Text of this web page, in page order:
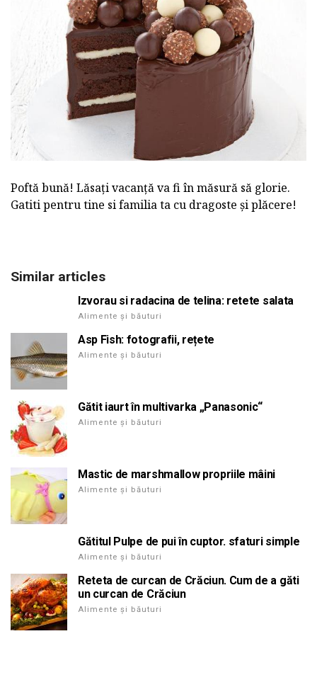
Poftă bună! Lăsați vacanță va fi în măsură să glorie.
Gatiti pentru tine si familia ta cu dragoste și plăcere!
Similar articles
Izvorau si radacina de telina: retete salata
Alimente și băuturi
Asp Fish: fotografii, rețete
Alimente și băuturi
Gătit iaurt în multivarka „Panasonic“
Alimente și băuturi
Mastic de marshmallow propriile mâini
Alimente și băuturi
Gătitul Pulpe de pui în cuptor. sfaturi simple
Alimente și băuturi
Reteta de curcan de Crăciun. Cum de a găti
un curcan de Crăciun
Alimente și băuturi